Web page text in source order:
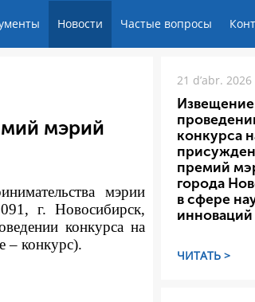
Новости Частые вопросы
мэрий
мэрии
г. Новосибирск,
конкурса на
– конкурс).
21 d’abr. 2026
конкурса
премий
города
в сфере
инноваций
ЧИТАТЬ >